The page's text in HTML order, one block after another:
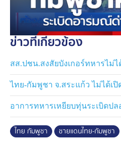
บริเวณพื้นที่ทับซ้อนที่มีหญ้าขึ้น
ที่มาคอยเฝ้าสังเกตการณ์ ยืนป
เมตร
เถียง และเสียงหัวเราะเยาะจา
ที่ทหารไทยพยายามรักษาความ
จัดระเบียบพื้นที่ตามคำสั่ง นอกจ
โทรศัพท์มือถือ ขึ้นมาถ่ายภาพจ่
ลักษณะยั่วยุ
คลิปนี้ระบุว่า "วัน ๆ ทหารกัมพู
ข่าวที่เกี่ยวข้อง
สส.ปชน.สงสัยบังเกอร์ทหารไม่
ไทย-กัมพูชา จ.สระแก้ว ไม่ได้เปิ
อาการทหารเหยียบทุ่นระเบิดป
ไทย กัมพูชา ชายแดนไทย-กัมพูชา